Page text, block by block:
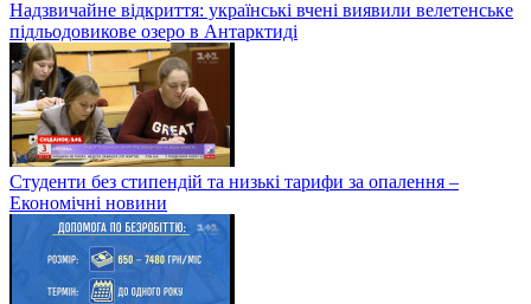
Надзвичайне відкриття: українські вчені виявили велетенське
підльодовикове озеро в Антарктиді
Студенти без стипендій та низькі тарифи за опалення –
Економічні новини